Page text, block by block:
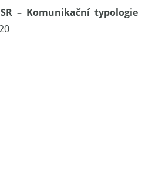
– Komunikační typologie